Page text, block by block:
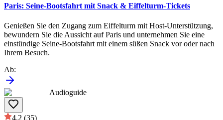
Paris: Seine-Bootsfahrt mit Snack & Eiffelturm-Tickets
Genießen Sie den Zugang zum Eiffelturm mit Host-Unterstützung,
bewundern Sie die Aussicht auf Paris und unternehmen Sie eine
einstündige Seine-Bootsfahrt mit einem süßen Snack vor oder nach
Ihrem Besuch.
Ab:
Audioguide
4,2 (35)